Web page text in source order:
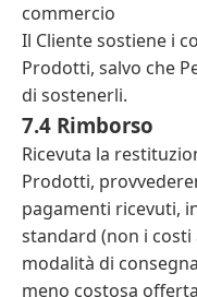
commercio
Il Cliente sostiene i
Prodotti, salvo che
di sostenerli.
7.4 Rimborso
Ricevuta la
Prodotti,
pagamenti ricevuti,
standard (non i
modalità di
meno costosa